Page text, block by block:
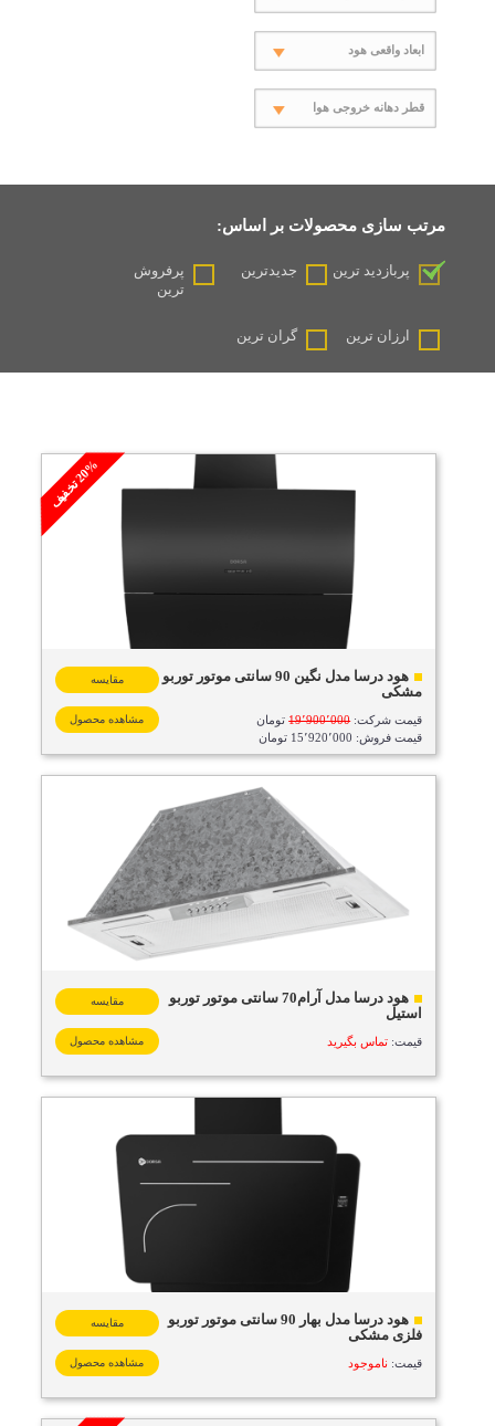
ابعاد واقعی هود
قطر دهانه خروجی هوا
مرتب سازی محصولات بر اساس:
پربازدید ترین جدیدترین
پرفروش
ترین
ارزان ترین گران ترین
هود درسا مدل نگین 90 سانتی موتور توربو
مشکی
قیمت شرکت:19٬900٬000تومان
قیمت فروش: 15٬920٬000 تومان
2
0
%
ت
خ
ف
ی
ف
مقایسه
مشاهده محصول
هود درسا مدل آرام70 سانتی موتور توربو
استیل
قیمت: تماس بگیرید
مقایسه
مشاهده محصول
هود درسا مدل بهار 90 سانتی موتور توربو
فلزی مشکی
قیمت: ناموجود
مقایسه
مشاهده محصول